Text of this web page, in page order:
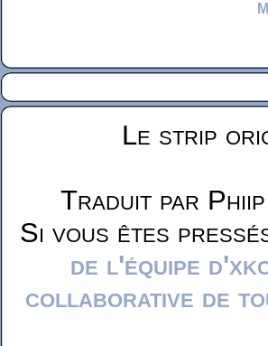
Le strip
Traduit par
Si vous êtes
de l'équipe
collaborative de